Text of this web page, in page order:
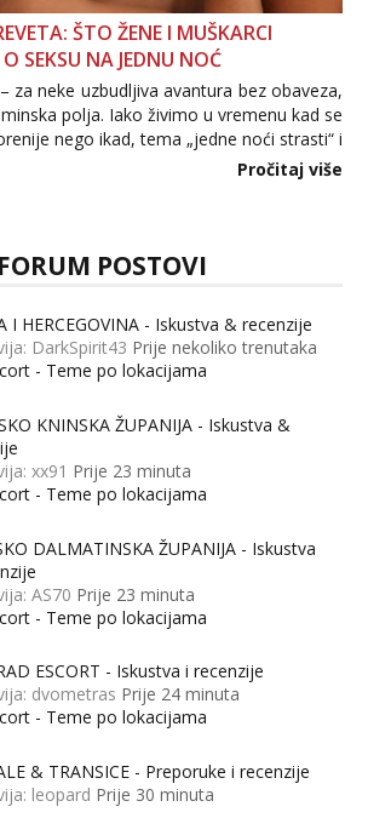
ŠTO ŽENE I MUŠKARCI
SEKSU NA JEDNU NOĆ
za neke uzbudljiva avantura bez obaveza,
polja. Iako živimo u vremenu kad se
nego ikad, tema „jedne noći strasti“ i
rasprave. Što zapravo misle žene, a što
Pročitaj više
POSTOVI
I HERCEGOVINA - Iskustva & recenzije
DarkSpirit43 Prije nekoliko trenutaka
- Teme po lokacijama
KNINSKA ŽUPANIJA - Iskustva &
xx91 Prije 23 minuta
- Teme po lokacijama
DALMATINSKA ŽUPANIJA - Iskustva
AS70 Prije 23 minuta
- Teme po lokacijama
ESCORT - Iskustva i recenzije
dvometras Prije 24 minuta
- Teme po lokacijama
& TRANSICE - Preporuke i recenzije
leopard Prije 30 minuta